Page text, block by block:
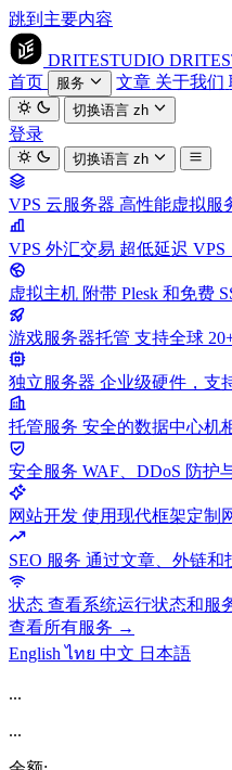
跳到主要内容
DRITESTUDIO
首页
服务 文章 关于我们
切换语言zh
登录
切换语言zh
VPS 云服务器 高性能虚拟服
VPS 外汇交易 超低延迟
虚拟主机 附带 Plesk 和免费
游戏服务器托管 支持全球
独立服务器 企业级硬件，支
托管服务 安全的数据中心机
安全服务 WAF、DDoS 防护
网站开发 使用现代框架定制
SEO 服务 通过文章、外链和
状态 查看系统运行状态和服
查看所有服务 →
Englishไทย 中文 日本語
...
...